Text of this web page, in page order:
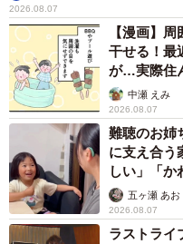
2026.08.07
【漫画】
干せる！最
が…実際住
中瀬 えみ
2026.08.07
難聴のお姉
に支え合う
しい」「か
五ヶ瀬 あお
2026.08.07
ラストラ